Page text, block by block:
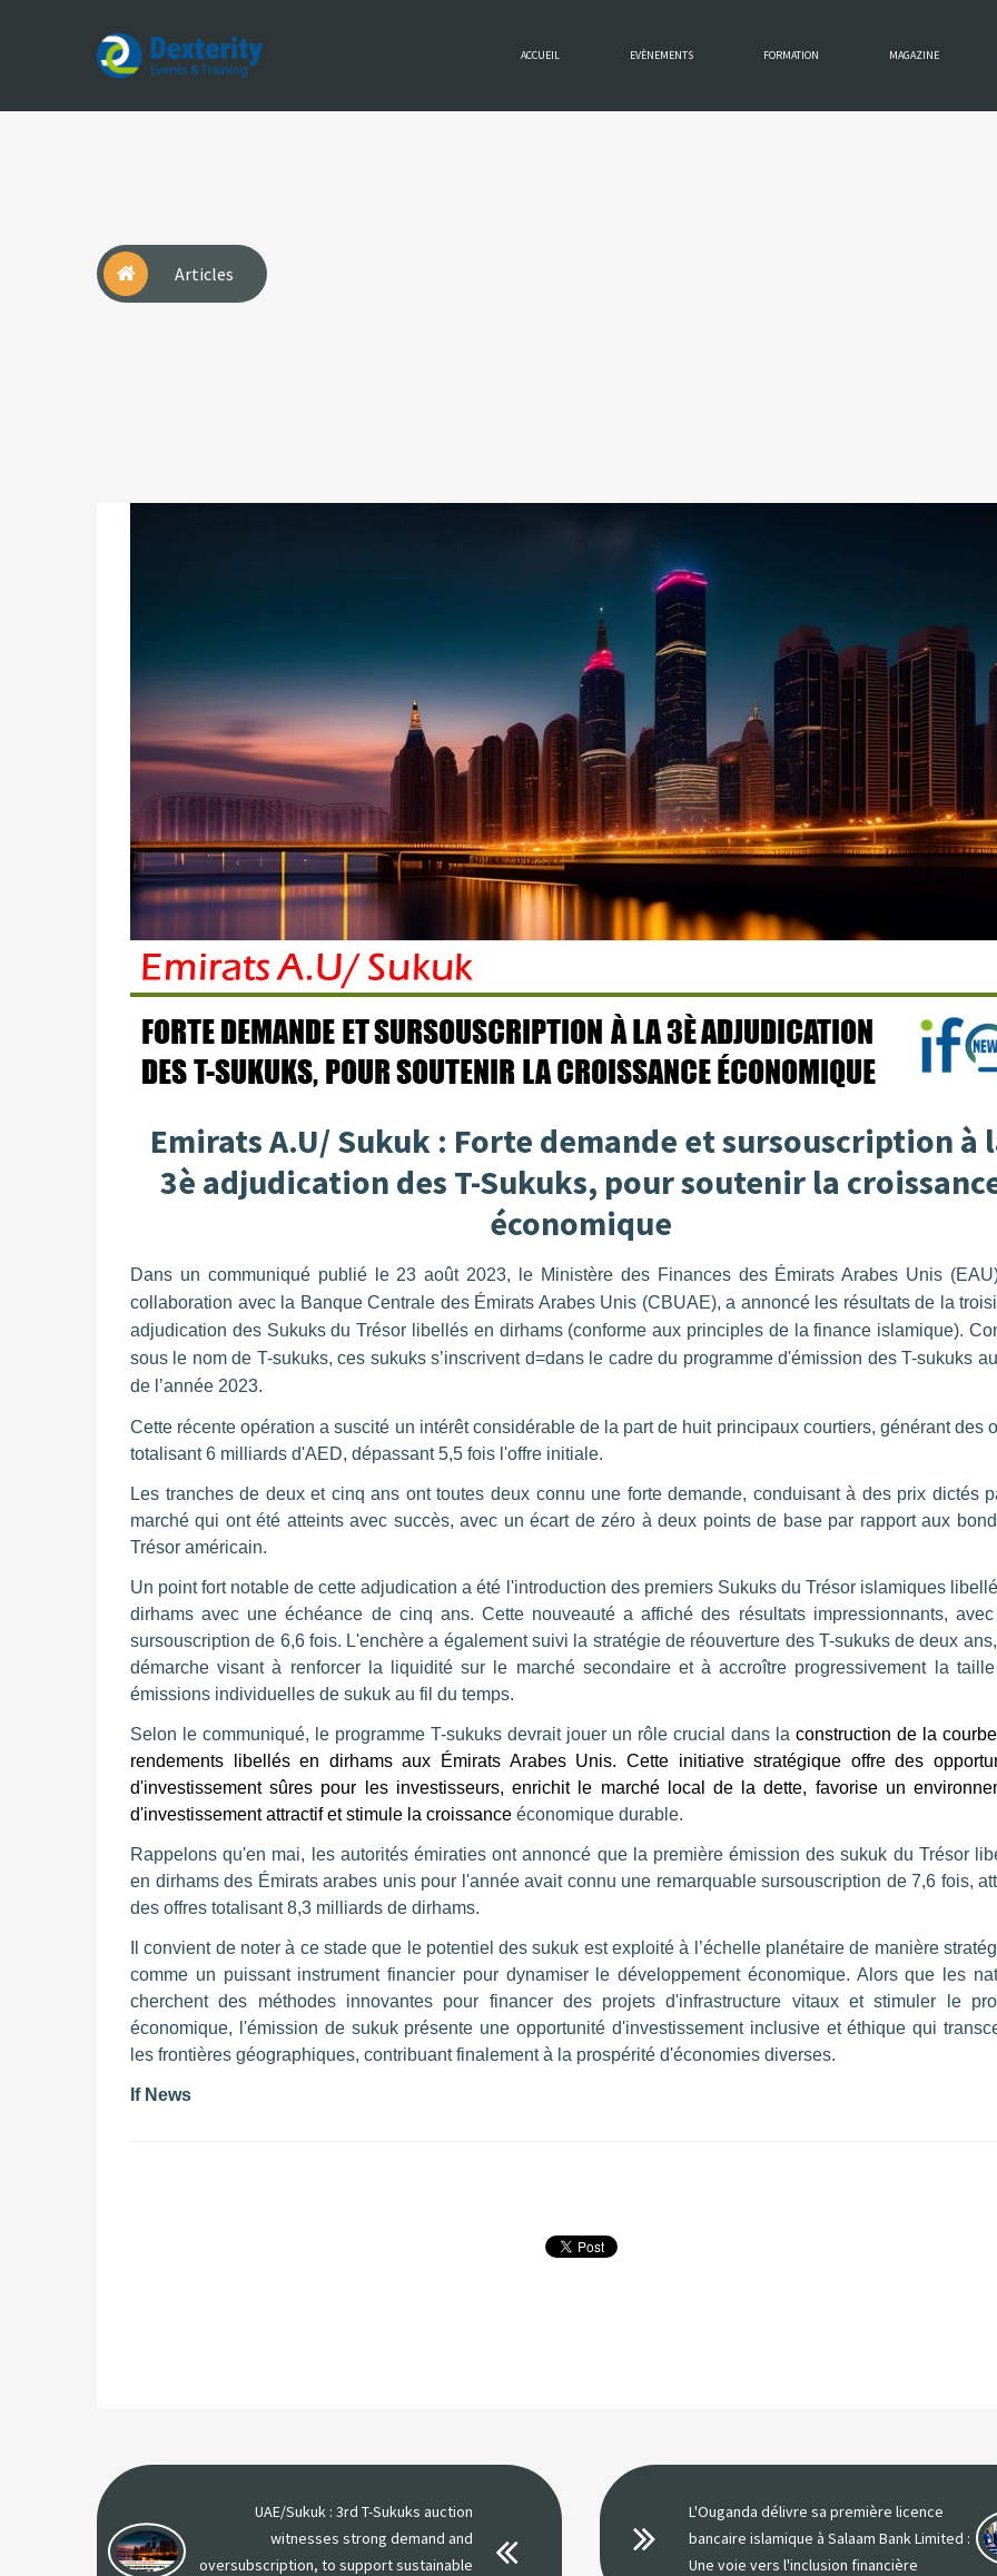
Dexterity
Events
ACCUEIL EVÈNEMENTS FORMATION MAGAZINE
Articles
Emirats A.U/ Sukuk : Forte demande et sursouscription à
3è adjudication des T-Sukuks, pour soutenir la
économique
Dans un communiqué publié le 23 août 2023, le Ministère des Finances des Émirats Arabes Unis
collaboration avec la Banque Centrale des Émirats Arabes Unis (CBUAE), a annoncé les résultats de la
adjudication des Sukuks du Trésor libellés en dirhams (conforme aux principles de la finance islamique).
sous le nom de T-sukuks, ces sukuks s’inscrivent d=dans le cadre du programme d'émission des T-sukuks
de l’année 2023.
Cette récente opération a suscité un intérêt considérable de la part de huit principaux courtiers, générant des
totalisant 6 milliards d'AED, dépassant 5,5 fois l'offre initiale.
Les tranches de deux et cinq ans ont toutes deux connu une forte demande, conduisant à des prix dictés
marché qui ont été atteints avec succès, avec un écart de zéro à deux points de base par rapport aux
Trésor américain.
Un point fort notable de cette adjudication a été l'introduction des premiers Sukuks du Trésor islamiques
dirhams avec une échéance de cinq ans. Cette nouveauté a affiché des résultats impressionnants,
sursouscription de 6,6 fois. L'enchère a également suivi la stratégie de réouverture des T-sukuks de deux
démarche visant à renforcer la liquidité sur le marché secondaire et à accroître progressivement la
émissions individuelles de sukuk au fil du temps.
Selon le communiqué, le programme T-sukuks devrait jouer un rôle crucial dans la construction de la
rendements libellés en dirhams aux Émirats Arabes Unis. Cette initiative stratégique offre des
d'investissement sûres pour les investisseurs, enrichit le marché local de la dette, favorise un
d'investissement attractif et stimule la croissance économique durable.
Rappelons qu'en mai, les autorités émiraties ont annoncé que la première émission des sukuk du Trésor
en dirhams des Émirats arabes unis pour l'année avait connu une remarquable sursouscription de 7,6 fois,
des offres totalisant 8,3 milliards de dirhams.
Il convient de noter à ce stade que le potentiel des sukuk est exploité à l’échelle planétaire de manière
comme un puissant instrument financier pour dynamiser le développement économique. Alors que les
cherchent des méthodes innovantes pour financer des projets d'infrastructure vitaux et stimuler le
économique, l'émission de sukuk présente une opportunité d'investissement inclusive et éthique qui
les frontières géographiques, contribuant finalement à la prospérité d'économies diverses.
If News
UAE/Sukuk : 3rd T-Sukuks auction
witnesses strong demand and
oversubscription, to support sustainable
L'Ouganda délivre sa première licence
bancaire islamique à Salaam Bank Limited :
Une voie vers l'inclusion financière